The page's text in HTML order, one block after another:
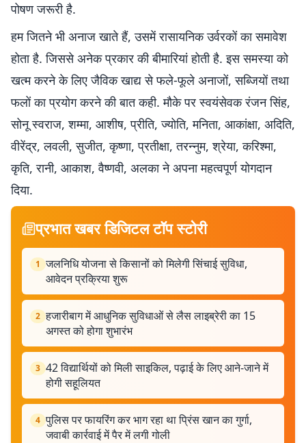
पोषण जरूरी है.
हम जितने भी अनाज खाते हैं, उसमें रासायनिक उर्वरकों का समावेश
होता है. जिससे अनेक प्रकार की बीमारियां होती है. इस समस्या को
खत्म करने के लिए जैविक खाद्य से फले-फूले अनाजों, सब्जियों तथा
फलों का प्रयोग करने की बात कही. मौके पर स्वयंसेवक रंजन सिंह,
सोनू स्वराज, शम्मा, आशीष, प्रीति, ज्योति, मनिता, आकांक्षा, अदिति,
वीरेंद्र, लवली, सुजीत, कृष्णा, प्रतीक्षा, तरन्नुम, श्रेया, करिश्मा,
कृति, रानी, आकाश, वैष्णवी, अलका ने अपना महत्वपूर्ण योगदान
दिया.
प्रभात खबर डिजिटल टॉप स्टोरी
1 जलनिधि योजना से किसानों को मिलेगी सिंचाई सुविधा,
आवेदन प्रक्रिया शुरू
2 हजारीबाग में आधुनिक सुविधाओं से लैस लाइब्रेरी का 15
अगस्त को होगा शुभारंभ
3 42 विद्यार्थियों को मिली साइकिल, पढ़ाई के लिए आने-जाने में
होगी सहूलियत
4 पुलिस पर फायरिंग कर भाग रहा था प्रिंस खान का गुर्गा,
जवाबी कार्रवाई में पैर में लगी गोली